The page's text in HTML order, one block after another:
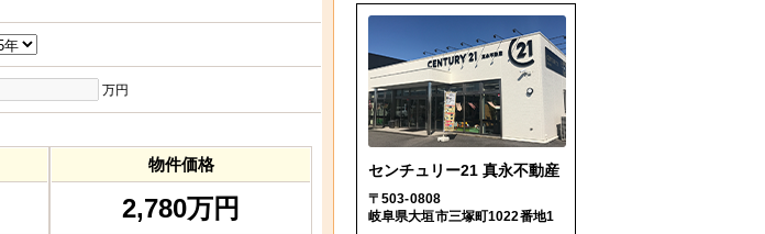
万円
物件価格
2,780万円
センチュリー21 真永不動産
〒503-0808
岐阜県大垣市三塚町1022番地1